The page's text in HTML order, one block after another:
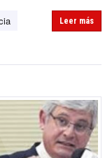
Leer más